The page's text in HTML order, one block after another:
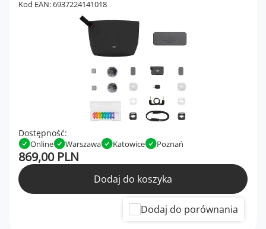
Kod EAN: 6937224141018
Dostępność:
Online Warszawa Katowice Poznań
869,00 PLN
Dodaj do koszyka
Dodaj do porównania